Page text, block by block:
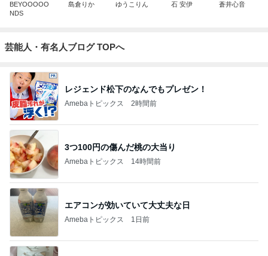
BEYOOOOO
NDS
島倉りか ゆうこりん 石 安伊 蒼井心音
芸能人・有名人ブログ TOPへ
レジェンド松下のなんでもプレゼン！
Amebaトピックス 2時間前
3つ100円の傷んだ桃の大当り
Amebaトピックス 14時間前
エアコンが効いていて大丈夫な日
Amebaトピックス 1日前